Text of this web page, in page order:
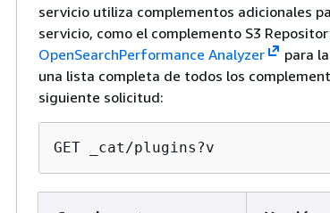
servicio utiliza complementos adicionales
servicio, como el complemento S3
OpenSearchPerformance Analyzer
para
una lista completa de todos los
siguiente solicitud:
GET _cat/plugins?v